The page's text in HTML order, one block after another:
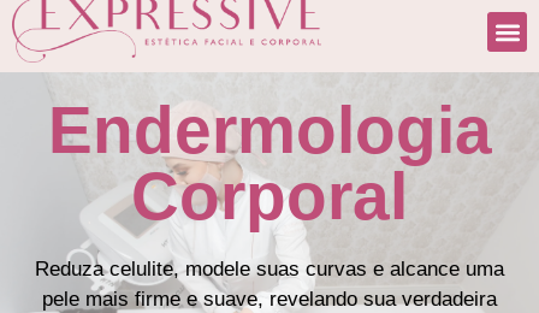
Endermologia
Corporal
Reduza celulite, modele suas curvas e alcance uma
pele mais firme e suave, revelando sua verdadeira